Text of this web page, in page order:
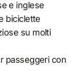
e inglese
biciclette
su molti
passeggeri con